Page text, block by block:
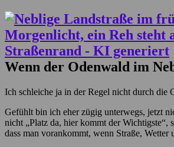
Wenn der Odenwald im
Ich schleiche ja in der Regel nicht durch die
Gefühlt bin ich eher zügig unterwegs, jetzt
nicht „Platz da, hier kommt der Wichtigste“,
dass man vorankommt, wenn Straße, Wetter